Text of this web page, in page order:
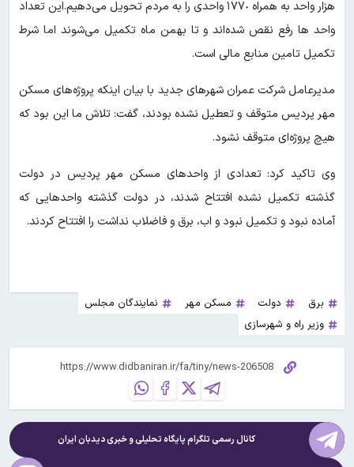
هزار واحد به همراه ١٧٧٠ واحدی را به مردم تحویل می‌دهیم.این تعداد
واحد ها رفع نقص شده‌اند و تا بهمن ماه تکمیل می‌شوند اما شرط
تکمیل تامین منابع مالی است.
مدیرعامل شرکت عمران شهرهای جدید با بیان اینکه پروژه‌های مسکن
مهر پردیس متوقف و تعطیل نشده بودند، گفت: تلاش ما این بود که
هیچ پروژه‌ای متوقف نشود.
وی تاکید کرد: تعدادی از واحدهای مسکن مهر پردیس در دولت
گذشته تکمیل نشده افتتاح شدند، در دولت گذشته واحدهایی که
آماده نبود و تکمیل نبود و اب، برق و فاضلاب نداشت را افتتاح کردند.
برق دولت مسکن مهر
نمایندگان مجلس
وزیر راه و شهرسازی
کانال رسمی تلگرام پایگاه تحلیلی و خبریدیدبان ایران